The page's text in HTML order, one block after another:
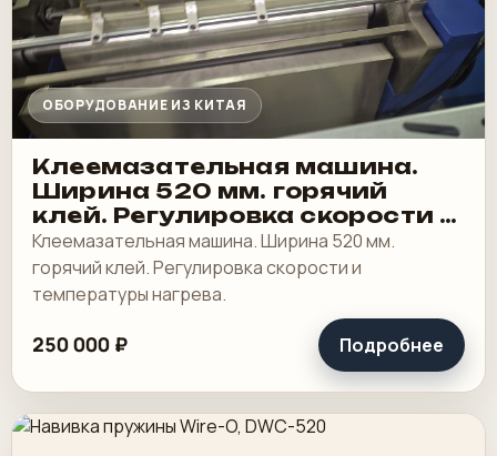
ОБОРУДОВАНИЕ ИЗ КИТАЯ
Клеемазательная машина.
Ширина 520 мм. горячий
клей. Регулировка скорости и
температуры нагрева
Клеемазательная машина. Ширина 520 мм.
горячий клей. Регулировка скорости и
температуры нагрева.
250 000 ₽ Подробнее